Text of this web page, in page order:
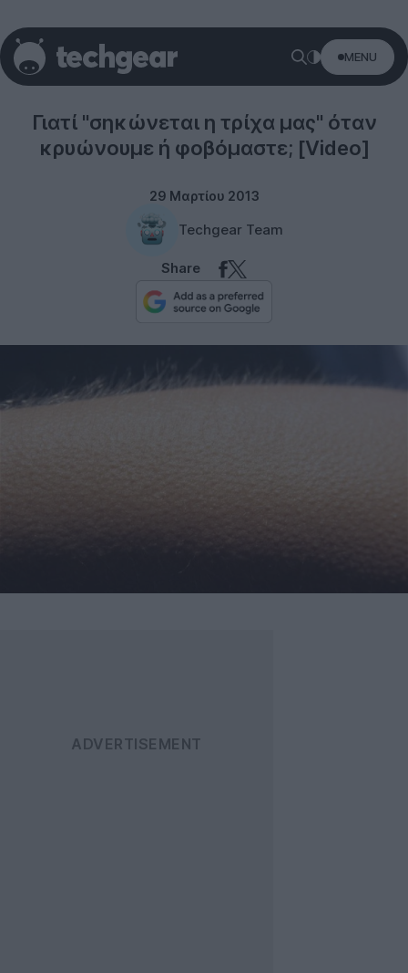
MENU
Γιατί "σηκώνεται η τρίχα μας" όταν
κρυώνουμε ή φοβόμαστε; [Video]
29 Μαρτίου 2013
Techgear Team
Share